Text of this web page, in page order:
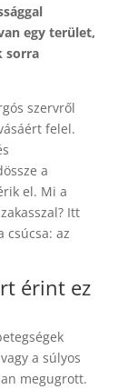
egy terület,
sorra
szervről
felel.
a
el. Mi a
Itt
csúcsa: az
érint ez
a súlyos
megugrott.